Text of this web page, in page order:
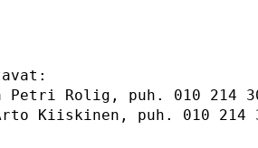
Petri
Arto